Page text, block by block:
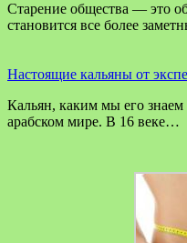
Старение общества — это
становится все более
Настоящие кальяны от
Кальян, каким мы его знаем
арабском мире. В 16 веке…